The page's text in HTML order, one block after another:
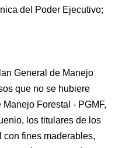
del Poder Ejecutivo;
General de Manejo
que no se hubiere
Forestal - PGMF,
los titulares de los
con fines maderables,